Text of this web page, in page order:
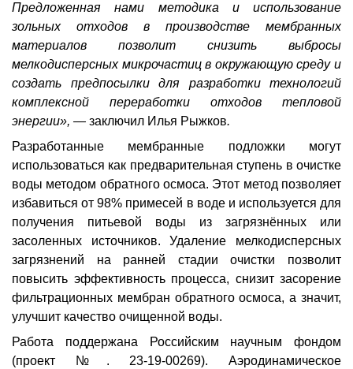
Предложенная нами методика и использование
зольных отходов в производстве мембранных
материалов позволит снизить выбросы
мелкодисперсных микрочастиц в окружающую среду и
создать предпосылки для разработки технологий
комплексной переработки отходов тепловой
энергии», — заключил Илья Рыжков.
Разработанные мембранные подложки могут
использоваться как предварительная ступень в очистке
воды методом обратного осмоса. Этот метод позволяет
избавиться от 98% примесей в воде и используется для
получения питьевой воды из загрязнённых или
засоленных источников. Удаление мелкодисперсных
загрязнений на ранней стадии очистки позволит
повысить эффективность процесса, снизит засорение
фильтрационных мембран обратного осмоса, а значит,
улучшит качество очищенной воды.
Работа поддержана Российским научным фондом
(проект №. 23-19-00269). Аэродинамическое